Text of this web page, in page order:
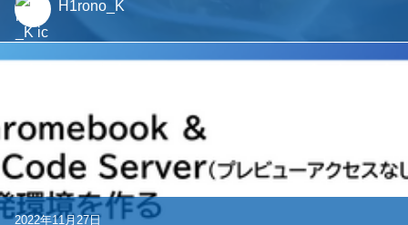
H1rono_K
2022年11月27日